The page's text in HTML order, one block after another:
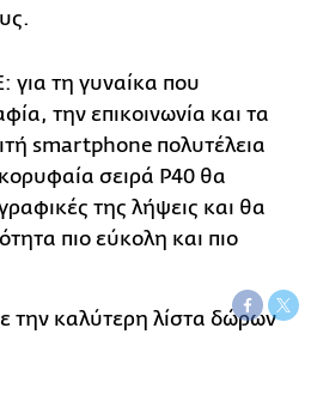
για τη γυναίκα που
την επικοινωνία και τα
smartphone πολυτέλεια
σειρά P40 θα
της λήψεις και θα
πιο εύκολη και πιο